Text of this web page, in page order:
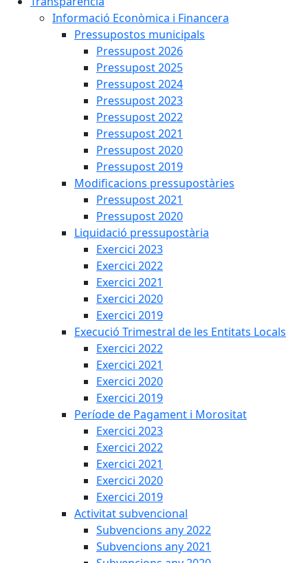
Informació Econòmica i Financera
Pressupostos municipals
Pressupost 2026
Pressupost 2025
Pressupost 2024
Pressupost 2023
Pressupost 2022
Pressupost 2021
Pressupost 2020
Pressupost 2019
Modificacions pressupostàries
Pressupost 2021
Pressupost 2020
Liquidació pressupostària
Exercici 2023
Exercici 2022
Exercici 2021
Exercici 2020
Exercici 2019
Execució Trimestral de les Entitats Locals
Exercici 2022
Exercici 2021
Exercici 2020
Exercici 2019
Període de Pagament i Morositat
Exercici 2023
Exercici 2022
Exercici 2021
Exercici 2020
Exercici 2019
Activitat subvencional
Subvencions any 2022
Subvencions any 2021